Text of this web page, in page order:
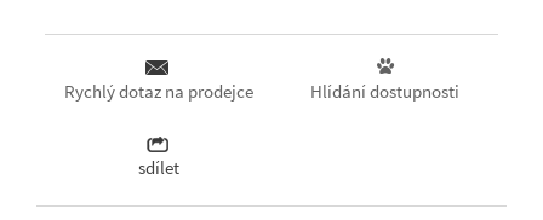
Rychlý dotaz na prodejce Hlídání dostupnosti
sdílet